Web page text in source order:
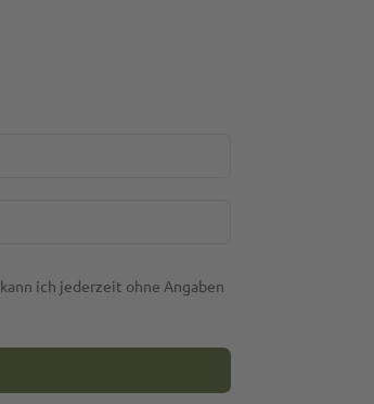
ich jederzeit ohne Angaben